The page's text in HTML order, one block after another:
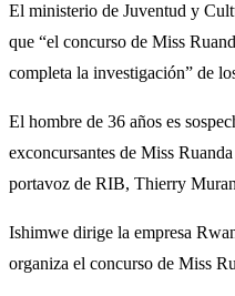
El ministerio de Juventud y
que “el concurso de Miss
completa la investigación” de
El hombre de 36 años es
exconcursantes de Miss
portavoz de RIB, Thierry
Ishimwe dirige la empresa
organiza el concurso de Miss